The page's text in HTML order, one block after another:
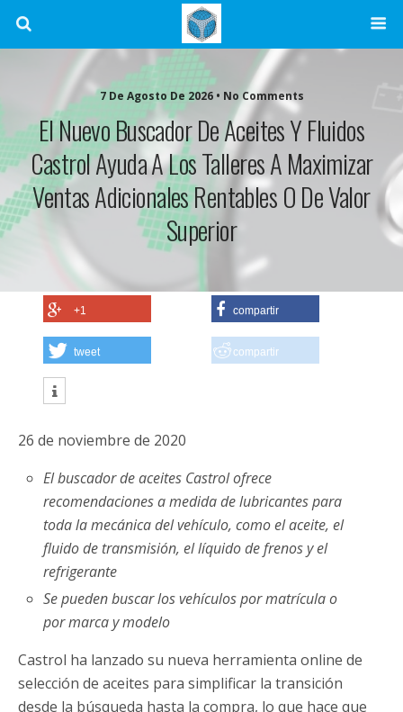
7 De Agosto De 2026 • No Comments
El Nuevo Buscador De Aceites Y Fluidos
Castrol Ayuda A Los Talleres A Maximizar
Ventas Adicionales Rentables O De Valor
Superior
+1 compartir
tweet compartir
26 de noviembre de 2020
El buscador de aceites Castrol ofrece
recomendaciones a medida de lubricantes para
toda la mecánica del vehículo, como el aceite, el
fluido de transmisión, el líquido de frenos y el
refrigerante
Se pueden buscar los vehículos por matrícula o
por marca y modelo
Castrol ha lanzado su nueva herramienta online de
selección de aceites para simplificar la transición
desde la búsqueda hasta la compra, lo que hace que